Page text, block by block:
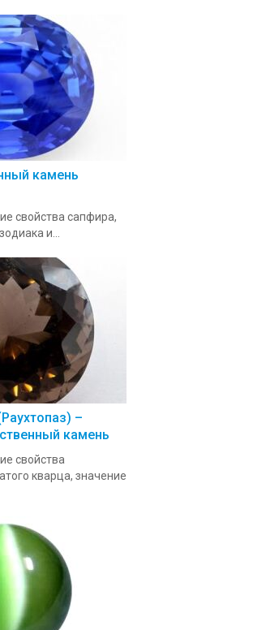
камень
свойства сапфира,
и...
–
камень
свойства
кварца, значение